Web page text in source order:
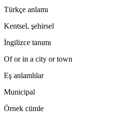
Türkçe anlamı
Kentsel, şehirsel
İngilizce tanımı
Of or in a city or town
Eş anlamlılar
Municipal
Örnek cümle